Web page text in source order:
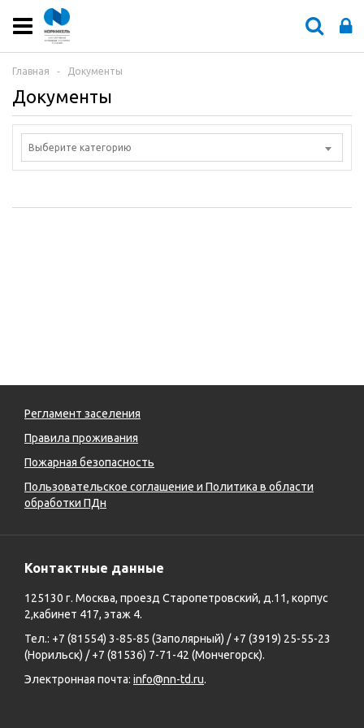
Главная ‐ Документы
Документы
Выберите категорию
Регламент заселения
Правила проживания
Пожарная безопасность
Пользовательское соглашение и Политика в области
обработки ПДн
Контактные данные
125130 г. Москва, проезд Старопетровский, д.11, корпус
2,кабинет 417, этаж 4.
Тел.: +7 (81554) 3-85-85 (Заполярный) / +7 (3919) 25-55-23
(Норильск) / +7 (81536) 7-71-42 (Мончегорск).
Электронная почта: info@nn-td.ru.